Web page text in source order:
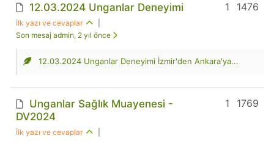
12.03.2024 Unganlar Deneyimi
İlk yazı ve cevaplar
Son mesaj admin, 2 yıl önce
1476
1
12.03.2024 Unganlar Deneyimi İzmir'den Ankara'ya...
Unganlar Sağlık Muayenesi -
DV2024
İlk yazı ve cevaplar
1769
1